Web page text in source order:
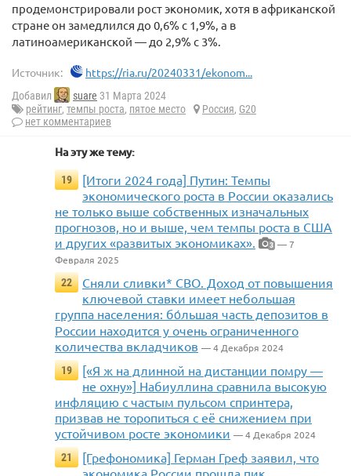
продемонстрировали рост экономик, хотя в африканской
стране он замедлился до 0,6% с 1,9%, а в
латиноамериканской — до 2,9% с 3%.
Источник: https://ria.ru/20240331/ekonom...
Добавил suare 31 Марта 2024
рейтинг, темпы роста, пятое место Россия, G20
нет комментариев
На эту же тему:
19
[Итоги 2024 года] Путин: Темпы
экономического роста в России оказались
не только выше собственных изначальных
прогнозов, но и выше, чем темпы роста в США
и других «развитых экономиках».
3 — 7
Февраля 2025
22
Сняли сливки* СВО. Доход от повышения
ключевой ставки имеет небольшая
группа населения: бо́льшая часть депозитов в
России находится у очень ограниченного
количества вкладчиков — 4 Декабря 2024
19
[«Я ж на длинной на дистанции помру —
не охну»] Набиуллина сравнила высокую
инфляцию с частым пульсом спринтера,
призвав не торопиться с её снижением при
устойчивом росте экономики — 4 Декабря 2024
21
[Грефономика] Герман Греф заявил, что